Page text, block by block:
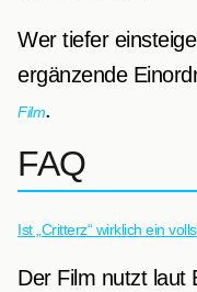
Wer tiefer
ergänzende
Film.
FAQ
Ist „Critterz“ wirklich ein
Der Film nutzt laut